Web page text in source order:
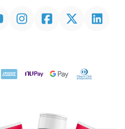
InstagramFacebookTwitter Linkedin
AMEX NuPay Google PayDiners Club